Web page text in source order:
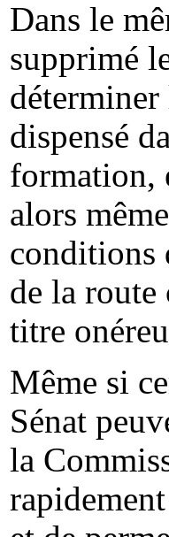
Dans le
supprimé
dispensé
formation,
alors
conditions
de la route
titre
Même si
Sénat
la